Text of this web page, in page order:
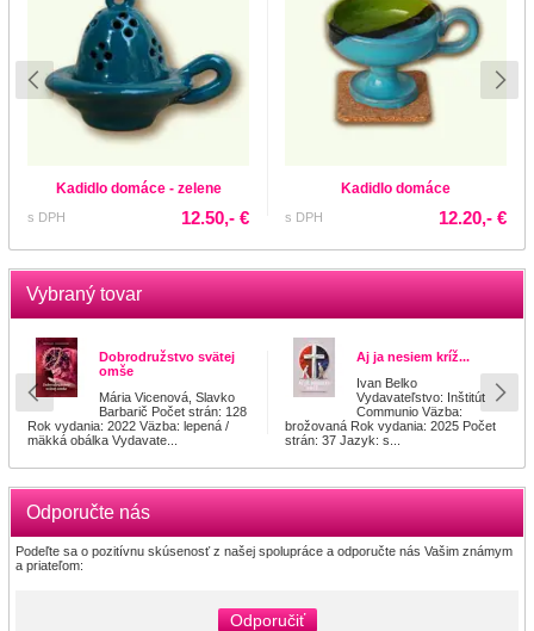
Kadidlo domáce - zelene
s DPH 12.50,- €
Kadidlo domáce
s DPH 12.20,- €
Vybraný tovar
Dobrodružstvo svätej
omše
Mária Vicenová, Slavko
Barbarič Počet strán: 128
Rok vydania: 2022 Väzba: lepená /
mäkká obálka Vydavate...
Aj ja nesiem kríž...
Ivan Belko
Vydavateľstvo: Inštitút
Communio Väzba:
brožovaná Rok vydania: 2025 Počet
strán: 37 Jazyk: s...
Odporučte nás
Podeľte sa o pozitívnu skúsenosť z našej spolupráce a odporučte nás Vašim známym
a priateľom:
Odporučiť